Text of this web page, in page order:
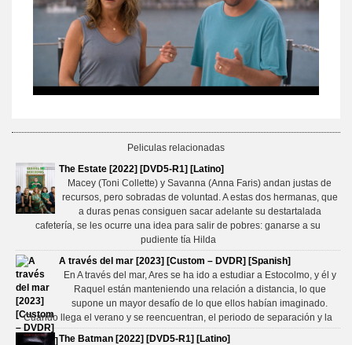
Peliculas relacionadas
The Estate [2022] [DVD5-R1] [Latino]
Macey (Toni Collette) y Savanna (Anna Faris) andan justas de
recursos, pero sobradas de voluntad. A estas dos hermanas, que
a duras penas consiguen sacar adelante su destartalada
cafetería, se les ocurre una idea para salir de pobres: ganarse a su
pudiente tía Hilda
A través del mar [2023] [Custom – DVDR] [Spanish]
En A través del mar, Ares se ha ido a estudiar a Estocolmo, y él y
Raquel están manteniendo una relación a distancia, lo que
supone un mayor desafío de lo que ellos habían imaginado.
Cuando llega el verano y se reencuentran, el periodo de separación y la
The Batman [2022] [DVD5-R1] [Latino]